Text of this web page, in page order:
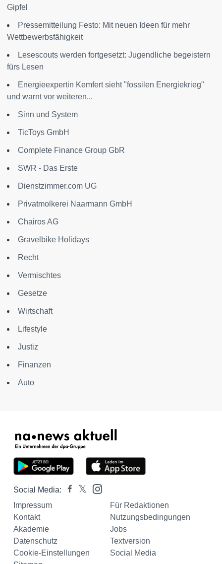
Gipfel
Pressemitteilung Festo: Mit neuen Ideen für mehr
Wettbewerbsfähigkeit
Lesescouts werden fortgesetzt: Jugendliche begeistern
fürs Lesen
Energieexpertin Kemfert sieht "fossilen Energiekrieg"
und warnt vor weiteren...
Sinn und System
TicToys GmbH
Complete Finance Group GbR
SWR - Das Erste
Dienstzimmer.com UG
Privatmolkerei Naarmann GmbH
Chairos AG
Gravelbike Holidays
Recht
Vermischtes
Gesetze
Wirtschaft
Lifestyle
Justiz
Finanzen
Auto
Social Media:
Impressum
Für Redaktionen
Kontakt
Nutzungsbedingungen
Akademie
Jobs
Datenschutz
Textversion
Cookie-Einstellungen
Social Media